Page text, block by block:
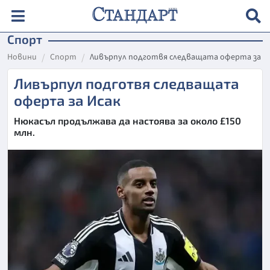
Спорт
Новини Спорт Ливърпул подготвя следващата оферта за
Ливърпул подготвя следващата
оферта за Исак
Нюкасъл продължава да настоява за около £150
млн.